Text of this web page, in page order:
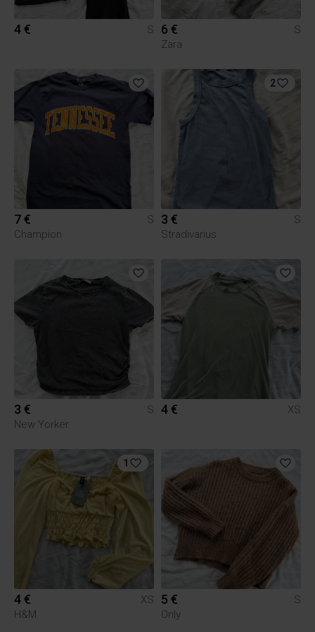
4 € S 6 €
S
Zara
7 €
S
Champion
2
3 €
S
Stradivarius
3 €
S
New Yorker
4 € XS
1
4 €
XS
H&M
5 €
S
Only